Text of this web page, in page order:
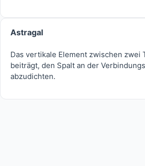
Astragal
Das vertikale Element zwischen zwei
beiträgt, den Spalt an der
abzudichten.